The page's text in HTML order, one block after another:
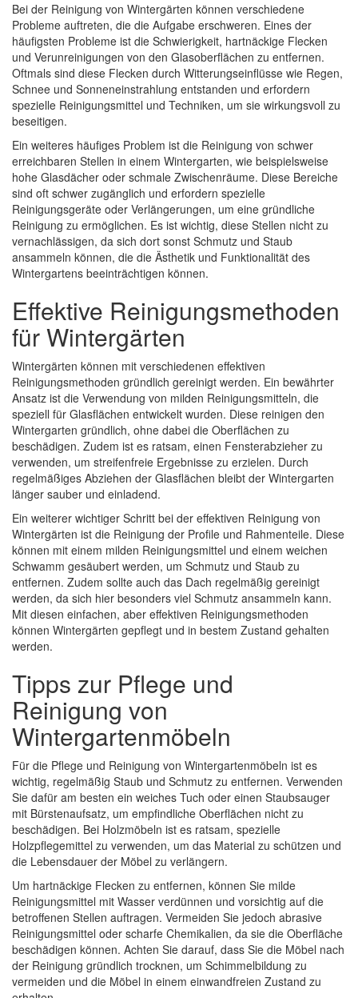
Bei der Reinigung von Wintergärten können verschiedene
Probleme auftreten, die die Aufgabe erschweren. Eines der
häufigsten Probleme ist die Schwierigkeit, hartnäckige Flecken
und Verunreinigungen von den Glasoberflächen zu entfernen.
Oftmals sind diese Flecken durch Witterungseinflüsse wie Regen,
Schnee und Sonneneinstrahlung entstanden und erfordern
spezielle Reinigungsmittel und Techniken, um sie wirkungsvoll zu
beseitigen.
Ein weiteres häufiges Problem ist die Reinigung von schwer
erreichbaren Stellen in einem Wintergarten, wie beispielsweise
hohe Glasdächer oder schmale Zwischenräume. Diese Bereiche
sind oft schwer zugänglich und erfordern spezielle
Reinigungsgeräte oder Verlängerungen, um eine gründliche
Reinigung zu ermöglichen. Es ist wichtig, diese Stellen nicht zu
vernachlässigen, da sich dort sonst Schmutz und Staub
ansammeln können, die die Ästhetik und Funktionalität des
Wintergartens beeinträchtigen können.
Effektive Reinigungsmethoden
für Wintergärten
Wintergärten können mit verschiedenen effektiven
Reinigungsmethoden gründlich gereinigt werden. Ein bewährter
Ansatz ist die Verwendung von milden Reinigungsmitteln, die
speziell für Glasflächen entwickelt wurden. Diese reinigen den
Wintergarten gründlich, ohne dabei die Oberflächen zu
beschädigen. Zudem ist es ratsam, einen Fensterabzieher zu
verwenden, um streifenfreie Ergebnisse zu erzielen. Durch
regelmäßiges Abziehen der Glasflächen bleibt der Wintergarten
länger sauber und einladend.
Ein weiterer wichtiger Schritt bei der effektiven Reinigung von
Wintergärten ist die Reinigung der Profile und Rahmenteile. Diese
können mit einem milden Reinigungsmittel und einem weichen
Schwamm gesäubert werden, um Schmutz und Staub zu
entfernen. Zudem sollte auch das Dach regelmäßig gereinigt
werden, da sich hier besonders viel Schmutz ansammeln kann.
Mit diesen einfachen, aber effektiven Reinigungsmethoden
können Wintergärten gepflegt und in bestem Zustand gehalten
werden.
Tipps zur Pflege und
Reinigung von
Wintergartenmöbeln
Für die Pflege und Reinigung von Wintergartenmöbeln ist es
wichtig, regelmäßig Staub und Schmutz zu entfernen. Verwenden
Sie dafür am besten ein weiches Tuch oder einen Staubsauger
mit Bürstenaufsatz, um empfindliche Oberflächen nicht zu
beschädigen. Bei Holzmöbeln ist es ratsam, spezielle
Holzpflegemittel zu verwenden, um das Material zu schützen und
die Lebensdauer der Möbel zu verlängern.
Um hartnäckige Flecken zu entfernen, können Sie milde
Reinigungsmittel mit Wasser verdünnen und vorsichtig auf die
betroffenen Stellen auftragen. Vermeiden Sie jedoch abrasive
Reinigungsmittel oder scharfe Chemikalien, da sie die Oberfläche
beschädigen können. Achten Sie darauf, dass Sie die Möbel nach
der Reinigung gründlich trocknen, um Schimmelbildung zu
vermeiden und die Möbel in einem einwandfreien Zustand zu